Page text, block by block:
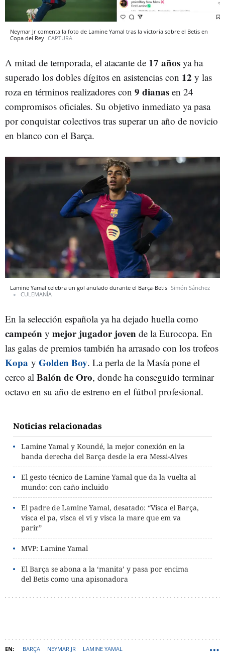
Neymar Jr comenta la foto de Lamine Yamal tras la victoria sobre el Betis en
Copa del Rey CAPTURA
A mitad de temporada, el atacante de 17 años ya ha
superado los dobles dígitos en asistencias con 12 y las
roza en términos realizadores con 9 dianas en 24
compromisos oficiales. Su objetivo inmediato ya pasa
por conquistar colectivos tras superar un año de novicio
en blanco con el Barça.
Lamine Yamal celebra un gol anulado durante el Barça-Betis Simón Sánchez
CULEMANÍA
En la selección española ya ha dejado huella como
campeón y mejor jugador joven de la Eurocopa. En
las galas de premios también ha arrasado con los trofeos
Kopa y Golden Boy. La perla de la Masía pone el
cerco al Balón de Oro, donde ha conseguido terminar
octavo en su año de estreno en el fútbol profesional.
Noticias relacionadas
Lamine Yamal y Koundé, la mejor conexión en la
banda derecha del Barça desde la era Messi-Alves
El gesto técnico de Lamine Yamal que da la vuelta al
mundo: con caño incluido
El padre de Lamine Yamal, desatado: “Visca el Barça,
visca el pa, visca el vi y visca la mare que em va
parir”
MVP: Lamine Yamal
El Barça se abona a la ‘manita’ y pasa por encima
del Betis como una apisonadora
BARÇA NEYMAR JR LAMINE YAMAL